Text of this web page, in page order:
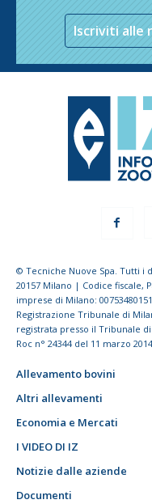
Iscriviti alle
© Tecniche Nuove Spa. Tutti i
20157 Milano | Codice fiscale,
imprese di Milano: 00753480151
Registrazione Tribunale di
registrata presso il Tribunale di
Roc n° 24344 del 11 marzo 2014
Allevamento bovini
Altri allevamenti
Economia e Mercati
I VIDEO DI IZ
Notizie dalle aziende
Documenti